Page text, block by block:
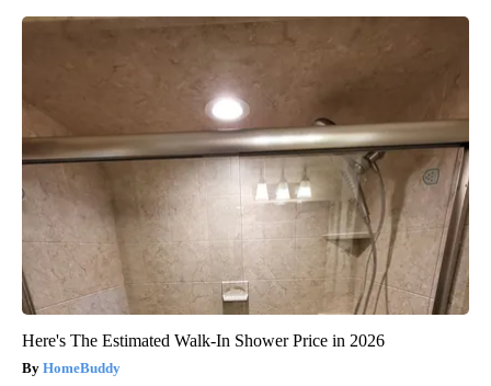
Here's The Estimated Walk-In Shower Price in 2026
HomeBuddy